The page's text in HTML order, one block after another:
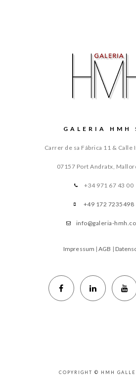
GALERIA HMH
Carrer de sa Fábrica 11 & Calle
07157 Port Andratx,
+34 971 67 43 00
+49 172 7235498
info@galeria-
Impressum |AGB |
COPYRIGHT © HMH